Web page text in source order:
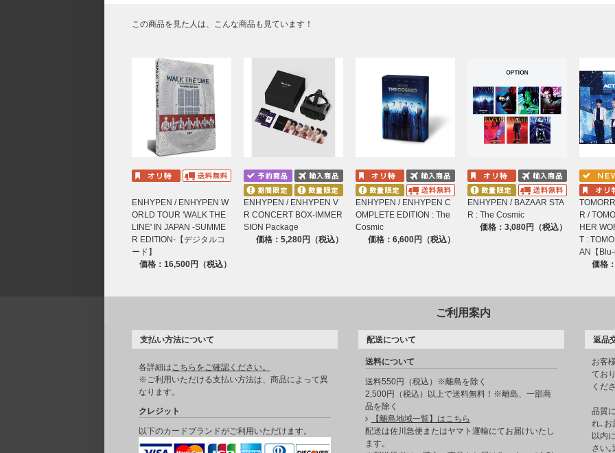
13.Shine On Me
16.Sweet Venom
17.Go Big or Go Home
18.Moonstruck
19.XO (Only If You Say Yes)
20.No Doubt (Short ver.)
21.Bad Desire (With or Without You)
ENCORE
22.Make the change
23.Always
24.Paranormal
26.SHOUT OUT
＜DISC 2＞
■ENHYPEN 'WALK THE LINE' IN JAPAN -SUMMER EDITION- at YANMAR STADIUM NAGAI - MAKING -
＜DISC 3＞
この商品を見た人は、こんな商品も見ています！
ENHYPEN / ENHYPEN W
ORLD TOUR 'WALK THE
LINE' IN JAPAN -SUMME
R EDITION-【デジタルコ
ード】
価格：16,500円（税込）
ENHYPEN / ENHYPEN V
R CONCERT BOX-IMMER
SION Package
価格：5,280円（税込）
ENHYPEN / ENHYPEN C
OMPLETE EDITION : The
Cosmic
価格：6,600円（税込）
ENHYPEN / BAZAAR STA
R : The Cosmic
価格：3,080円（税込）
R /
HER
T :
AN【
価格
ご利用案内
支払い方法について
各詳細はこちらをご確認ください。
※ご利用いただける支払い方法は、商品によって異
なります。
クレジット
以下のカードブランドがご利用いただけます。
配送について
送料について
送料550円（税込）※離島を除く
2,500円（税込）以上で送料無料！※離島、一部商
品を除く
【離島地域一覧】はこちら
配送は佐川急便またはヤマト運輸にてお届けいたし
ます。
返品
お客
てお
くだ
品質
れ､お
以内
さい